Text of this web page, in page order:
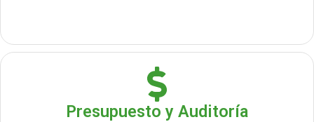
Presupuesto y Auditoría